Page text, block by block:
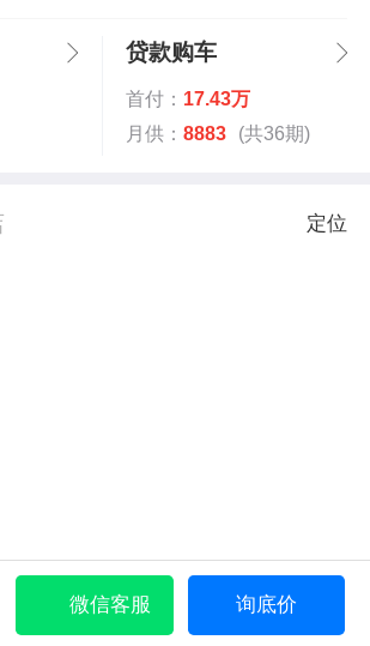
贷款购车
首付： 17.43万
月供： 8883 (共36期)
定位
微信客服 询底价